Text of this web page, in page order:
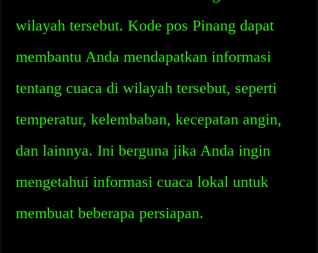
wilayah tersebut. Kode pos Pinang dapat
membantu Anda mendapatkan informasi
tentang cuaca di wilayah tersebut, seperti
temperatur, kelembaban, kecepatan angin,
dan lainnya. Ini berguna jika Anda ingin
mengetahui informasi cuaca lokal untuk
membuat beberapa persiapan.